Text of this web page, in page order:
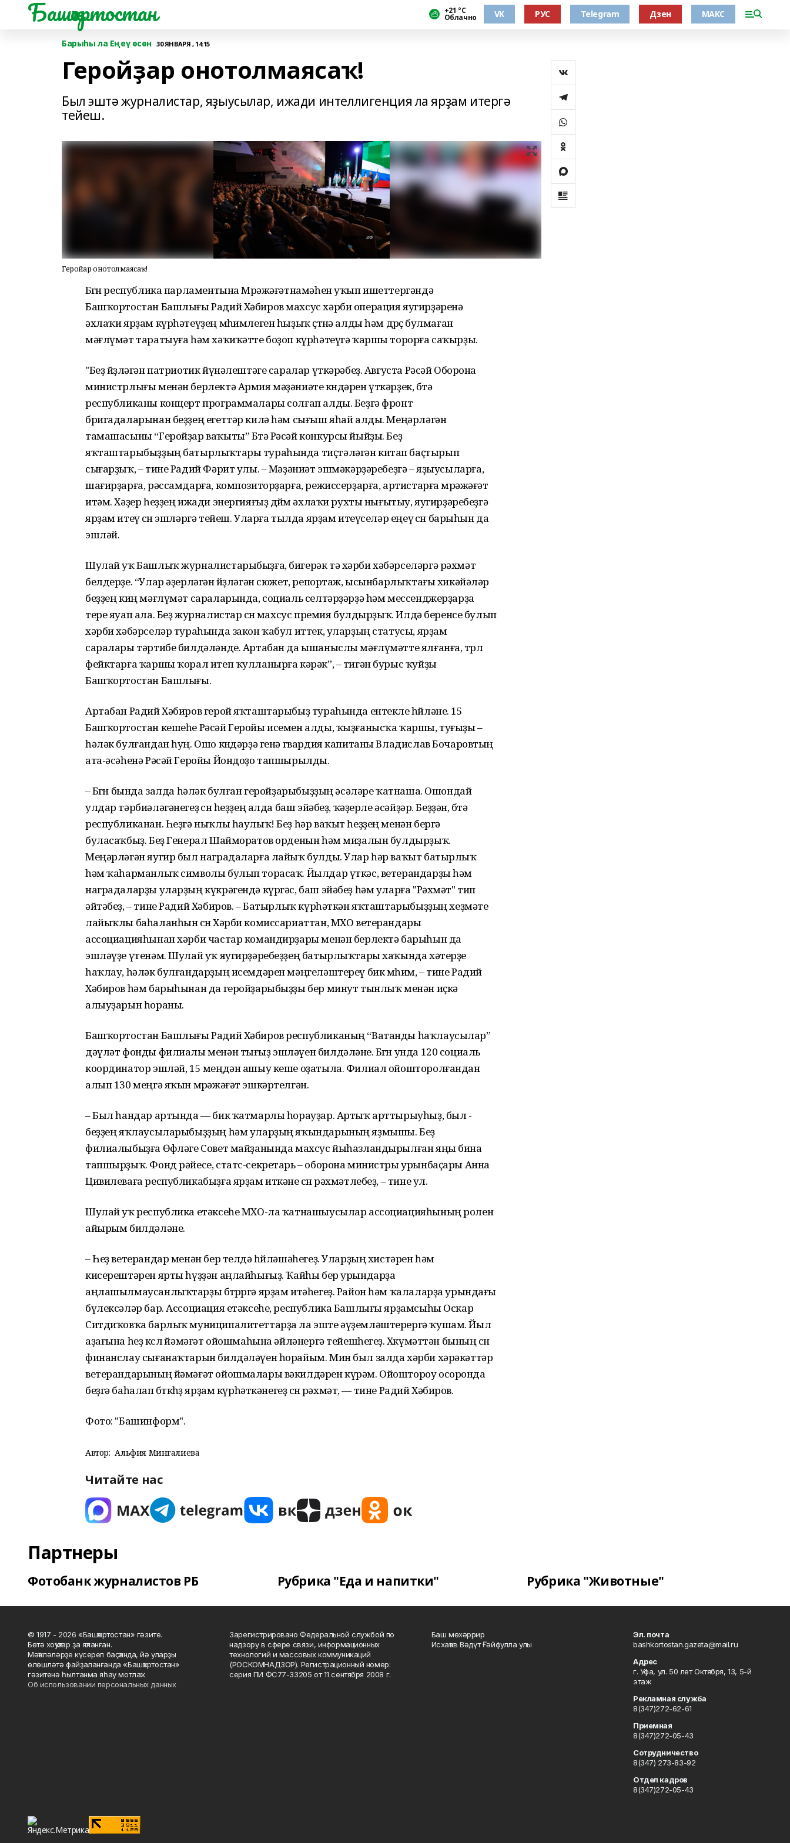
Башҡортостан +21 °С
Облачно VK РУС Telegram Дзен МАКС
Барыһы ла Еңеү өсөн 30 ЯНВАРЯ , 14:15
Геройҙар онотолмаясаҡ!
Был эштә журналистар, яҙыусылар, ижади интеллигенция ла ярҙам итергә
тейеш.
Геройҙар онотолмаясаҡ!
Бөгөн республика парламентына Мөрәжәғәтнамәһен уҡып ишеттергәндә
Башҡортостан Башлығы Радий Хәбиров махсус хәрби операция яугирҙәренә
әхлаҡи ярҙам күрһәтеүҙең мөһимлеген һыҙыҡ өҫтөнә алды һәм дөрөҫ булмаған
мәғлүмәт таратыуға һәм хәҡиҡәтте боҙоп күрһәтеүгә ҡаршы торорға саҡырҙы.
"Беҙ йөҙләгән патриотик йүнәлештәге саралар үткәрәбеҙ. Августа Рәсәй Оборона
министрлығы менән берлектә Армия мәҙәниәте көндәрен үткәрҙек, бөтә
республиканы концерт программалары солғап алды. Беҙгә фронт
бригадаларынан беҙҙең егеттәр килә һәм сығыш яһай алды. Меңәрләгән
тамашасыны “Геройҙар ваҡыты” Бөтә Рәсәй конкурсы йыйҙы. Беҙ
яҡташтарыбыҙҙың батырлыҡтары тураһында тиҫтәләгән китап баҫтырып
сығарҙыҡ, – тине Радий Фәрит улы. – Мәҙәниәт эшмәкәрҙәребеҙгә – яҙыусыларға,
шағирҙарға, рәссамдарға, композиторҙарға, режиссерҙарға, артистарға мөрәжәғәт
итәм. Хәҙер һеҙҙең ижади энергияғыҙ дөйөм әхлаҡи рухты нығытыу, яугирҙәребеҙгә
ярҙам итеү өсөн эшләргә тейеш. Уларға тылда ярҙам итеүселәр еңеү өсөн барыһын да
эшләй.
Шулай уҡ Башлыҡ журналистарыбыҙға, бигерәк тә хәрби хәбәрселәргә рәхмәт
белдерҙе. “Улар әҙерләгән йөҙләгән сюжет, репортаж, ысынбарлыҡтағы хикәйәләр
беҙҙең киң мәғлүмәт сараларында, социаль селтәрҙәрҙә һәм мессенджерҙарҙа
тере яуап ала. Беҙ журналистар өсөн махсус премия булдырҙыҡ. Илдә беренсе булып
хәрби хәбәрселәр тураһында закон ҡабул иттек, уларҙың статусы, ярҙам
саралары тәртибе билдәләнде. Артабан да ышаныслы мәғлүмәтте ялғанға, төрлө
фейктарға ҡаршы ҡорал итеп ҡулланырға кәрәк”, – тигән бурыс ҡуйҙы
Башҡортостан Башлығы.
Артабан Радий Хәбиров герой яҡташтарыбыҙ тураһында ентекле һөйләне. 15
Башҡортостан кешеһе Рәсәй Геройы исемен алды, ҡыҙғанысҡа ҡаршы, туғыҙы –
һәләк булғандан һуң. Ошо көндәрҙә генә гвардия капитаны Владислав Бочаровтың
ата-әсәһенә Рәсәй Геройы Йондоҙо тапшырылды.
– Бөгөн бында залда һәләк булған геройҙарыбыҙҙың әсәләре ҡатнаша. Ошондай
улдар тәрбиәләгәнегеҙ өсөн һеҙҙең алда баш эйәбеҙ, ҡәҙерле әсәйҙәр. Беҙҙән, бөтә
республиканан. Һеҙгә ныҡлы һаулыҡ! Беҙ һәр ваҡыт һеҙҙең менән бергә
буласаҡбыҙ. Беҙ Генерал Шайморатов орденын һәм миҙалын булдырҙыҡ.
Меңәрләгән яугир был наградаларға лайыҡ булды. Улар һәр ваҡыт батырлыҡ
һәм ҡаһарманлыҡ символы булып торасаҡ. Йылдар үткәс, ветерандарҙы һәм
наградаларҙы уларҙың күкрәгендә күргәс, баш эйәбеҙ һәм уларға "Рәхмәт" тип
әйтәбеҙ, – тине Радий Хәбиров. – Батырлыҡ күрһәткән яҡташтарыбыҙҙың хеҙмәте
лайыҡлы баһаланһын өсөн Хәрби комиссариаттан, МХО ветерандары
ассоциацияһынан хәрби частар командирҙары менән берлектә барыһын да
эшләүҙе үтенәм. Шулай уҡ яугирҙәребеҙҙең батырлыҡтары хаҡында хәтерҙе
һаҡлау, һәләк булғандарҙың исемдәрен мәңгеләштереү бик мөһим, – тине Радий
Хәбиров һәм барыһынан да геройҙарыбыҙҙы бер минут тынлыҡ менән иҫкә
алыуҙарын һораны.
Башҡортостан Башлығы Радий Хәбиров республиканың “Ватанды һаҡлаусылар”
дәүләт фонды филиалы менән тығыҙ эшләүен билдәләне. Бөгөн унда 120 социаль
координатор эшләй, 15 меңдән ашыу кеше оҙатыла. Филиал ойошторолғандан
алып 130 меңгә яҡын мөрәжәғәт эшкәртелгән.
– Был һандар артында — бик ҡатмарлы һорауҙар. Артыҡ арттырыуһыҙ, был -
беҙҙең яҡлаусыларыбыҙҙың һәм уларҙың яҡындарының яҙмышы. Беҙ
филиалыбыҙға Өфөләге Совет майҙанында махсус йыһазландырылған яңы бина
тапшырҙыҡ. Фонд рәйесе, статс-секретарь – оборона министры урынбаҫары Анна
Цивилеваға республикабыҙға ярҙам иткәне өсөн рәхмәтлебеҙ, – тине ул.
Шулай уҡ республика етәксеһе МХО-ла ҡатнашыусылар ассоциацияһының ролен
айырым билдәләне.
– Һеҙ ветерандар менән бер телдә һөйләшәһегеҙ. Уларҙың хистәрен һәм
кисерештәрен ярты һүҙҙән аңлайһығыҙ. Ҡайһы бер урындарҙа
аңлашылмаусанлыҡтарҙы бөтөрөргә ярҙам итәһегеҙ. Район һәм ҡалаларҙа урындағы
бүлексәләр бар. Ассоциация етәксеһе, республика Башлығы ярҙамсыһы Оскар
Ситдиҡовҡа барлыҡ муниципалитеттарҙа ла эште әүҙемләштерергә ҡушам. Йыл
аҙағына һеҙ көслө йәмәғәт ойошмаһына әйләнергә тейешһегеҙ. Хөкүмәттән бының өсөн
финанслау сығанаҡтарын билдәләүен һорайым. Мин был залда хәрби хәрәкәттәр
ветерандарының йәмәғәт ойошмалары вәкилдәрен күрәм. Ойоштороу осоронда
беҙгә баһалап бөткөһөҙ ярҙам күрһәткәнегеҙ өсөн рәхмәт, — тине Радий Хәбиров.
Фото: "Башинформ".
Автор: Альфия Мингалиева
Читайте нас
Партнеры
Фотобанк журналистов РБ Рубрика "Еда и напитки" Рубрика "Животные"
© 1917 - 2026 «Башҡортостан» гәзите.
Бөтә хоҡуҡтар ҙа яҡланған.
Мәҡәләләрҙе күсереп баҫҡанда, йә уларҙы
өлөшләтә файҙаланғанда «Башҡортостан»
гәзитенә һылтанма яһау мотлаҡ.
Об использовании персональных данных
Зарегистрировано Федеральной службой по
надзору в сфере связи, информационных
технологий и массовых коммуникаций
(РОСКОМНАДЗОР). Регистрационный номер:
серия ПИ ФС77-33205 от 11 сентября 2008 г.
Баш мөхәррир
Исхаҡов Вәдүт Ғәйфулла улы
Эл. почта
bashkortostan.gazeta@mail.ru
Адрес
г. Уфа, ул. 50 лет Октября, 13, 5-й
этаж
Рекламная служба
8(347)272-62-61
Приемная
8(347)272-05-43
Сотрудничество
8(347) 273-83-92
Отдел кадров
8(347)272-05-43